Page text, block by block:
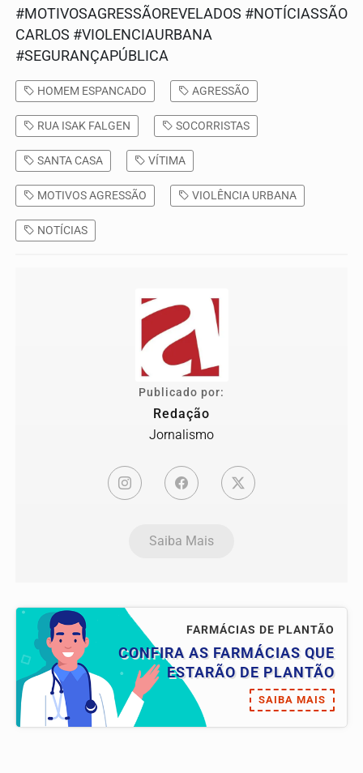
#MOTIVOSAGRESSÃOREVELADOS #NOTÍCIASSÃO
CARLOS #VIOLENCIAURBANA
#SEGURANÇAPÚBLICA
HOMEM ESPANCADO AGRESSÃO
RUA ISAK FALGEN SOCORRISTAS
SANTA CASA VÍTIMA
MOTIVOS AGRESSÃO VIOLÊNCIA URBANA
NOTÍCIAS
Publicado por:
Redação
Jornalismo
Saiba Mais
FARMÁCIAS DE PLANTÃO
CONFIRA AS FARMÁCIAS QUE
ESTARÃO DE PLANTÃO
SAIBA MAIS